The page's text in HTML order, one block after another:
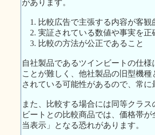
があります。
1. 比較広告で主張する内容が客観
2. 実証されている数値や事実を正
3. 比較の方法が公正であること
自社製品であるツインビートの仕
ことが難しく、他社製品の旧型機
されている可能性があるので、常
また、比較する場合には同等クラ
ビートとの比較商品では、価格帯
当表示」となる恐れがあります。